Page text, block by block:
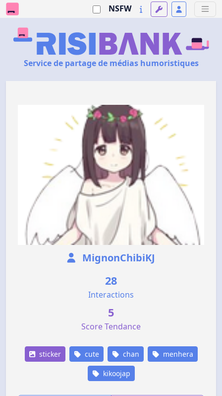
NSFW
Service de partage de médias humoristiques
MignonChibiKJ
28
Interactions
5
Score Tendance
sticker cute chan menhera
kikoojap